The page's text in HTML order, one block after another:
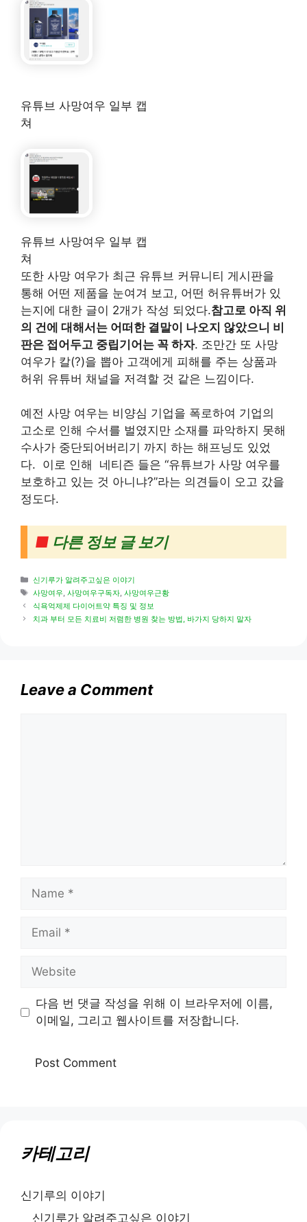
유튜브 사망여우 일부 캡
쳐
유튜브 사망여우 일부 캡
쳐
또한 사망 여우가 최근 유튜브 커뮤니티 게시판을
통해 어떤 제품을 눈여겨 보고, 어떤 허유튜버가 있
는지에 대한 글이 2개가 작성 되었다.참고로 아직 위
의 건에 대해서는 어떠한 결말이 나오지 않았으니 비
판은 접어두고 중립기어는 꼭 하자. 조만간 또 사망
여우가 칼(?)을 뽑아 고객에게 피해를 주는 상품과
허위 유튜버 채널을 저격할 것 같은 느낌이다.
예전 사망 여우는 비양심 기업을 폭로하여 기업의
고소로 인해 수서를 벌였지만 소재를 파악하지 못해
수사가 중단되어버리기 까지 하는 해프닝도 있었
다. 이로 인해 네티즌 들은 “유튜브가 사망 여우를
보호하고 있는 것 아니냐?”라는 의견들이 오고 갔을
정도다.
■ 다른 정보 글 보기
Categories
신기루가 알려주고싶은 이야기
Tags
사망여우, 사망여우구독자, 사망여우근황
식욕억제제 다이어트약 특징 및 정보
치과 부터 모든 치료비 저렴한 병원 찾는 방법, 바가지 당하지 말자
Leave a Comment
Name
Email
Website
다음 번 댓글 작성을 위해 이 브라우저에 이름,
이메일, 그리고 웹사이트를 저장합니다.
카테고리
신기루의 이야기
신기루가 알려주고싶은 이야기